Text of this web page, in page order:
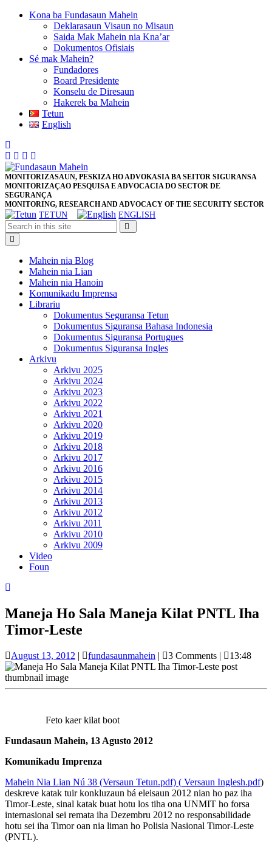
Skip
Kona ba Fundasaun Mahein
Deklarasaun Visaun no Misaun
Saida Mak Mahein nia Kna’ar
Dokumentos Ofisiais
Sé mak Mahein?
Fundadores
Board Presidente
Konselu de Diresaun
Hakerek ba Mahein
Tetun
English
Button
Facebook
TwitterPinterest
MONITORIZASAUN, PESKIZA HO ADVOKASIA BA SEITOR SIGURANSA
MONITORIZAÇAO PESQUISA E ADVOCACIA DO SECTOR DE
SEGURANÇA
MONITORING, RESEARCH AND ADVOCACY OF THE SECURITY SECTOR
TETUN ENGLISH
Button
Mahein nia Blog
Mahein nia Lian
Mahein nia Hanoin
Komunikadu Imprensa
Librariu
Dokumentus Seguransa Tetun
Dokumentus Siguransa Bahasa Indonesia
Dokumentus Siguransa Portugues
Dokumentus Siguransa Ingles
Arkivu
Arkivu 2025
Arkivu 2024
Arkivu 2023
Arkivu 2022
Arkivu 2021
Arkivu 2020
Arkivu 2019
Arkivu 2018
Arkivu 2017
Arkivu 2016
Arkivu 2015
Arkivu 2014
Arkivu 2013
Arkivu 2012
Arkivu 2011
Arkivu 2010
Arkivu 2009
Video
Foun
Maneja Ho Sala Maneja Kilat PNTL Iha
Timor-Leste
August 13, 2012 August
13,
| fundasaunmahein fundasaunmahein
| 3 Comments | 13:48
Feto kaer kilat boot
Fundasaun Mahein, 13 Agusto 2012
Komunikadu Imprenza
Mahein Nia Lian Nú 38 (Versaun Tetun.pdf) ( Versaun Inglesh.pdf)
deskreve katak tuir konkluzaun bá eleisaun 2012 nian ho paz iha
Timor-Leste, sinal katak buat hotu los tiha ona UNMIT ho forsa
internasional sei remata iha Dezembru 2012 no responsabilidade
hotu sei iha Timor oan nia liman ho Polisia Nasional Timor-Leste
(PNTL).